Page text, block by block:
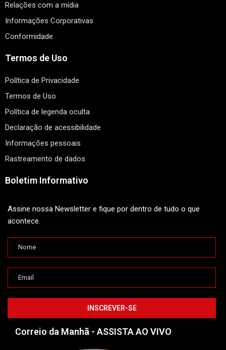
Relações com a mídia
Informações Corporativas
Conformidade
Termos de Uso
Política de Privacidade
Termos de Uso
Política de legenda oculta
Declaração de acessibilidade
Informações pessoais
Rastreamento de dados
Boletim Informativo
Assine nossa Newsletter e fique por dentro de tudo o que
acontece.
Correio da Manhã - ASSISTA AO VIVO